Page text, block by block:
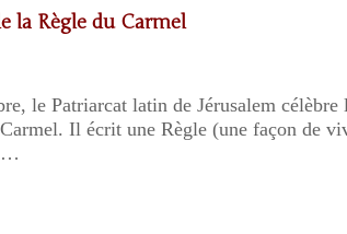
la Règle du Carmel
le Patriarcat latin de Jérusalem
Il écrit une Règle (une façon de